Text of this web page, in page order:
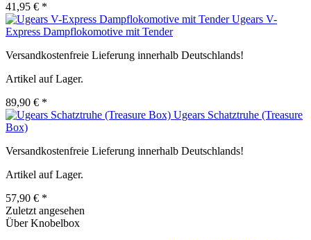
41,95 € *
Ugears V-
Express Dampflokomotive mit Tender
Versandkostenfreie Lieferung innerhalb Deutschlands!
Artikel auf Lager.
89,90 € *
Ugears Schatztruhe (Treasure
Box)
Versandkostenfreie Lieferung innerhalb Deutschlands!
Artikel auf Lager.
57,90 € *
Zuletzt angesehen
Über Knobelbox